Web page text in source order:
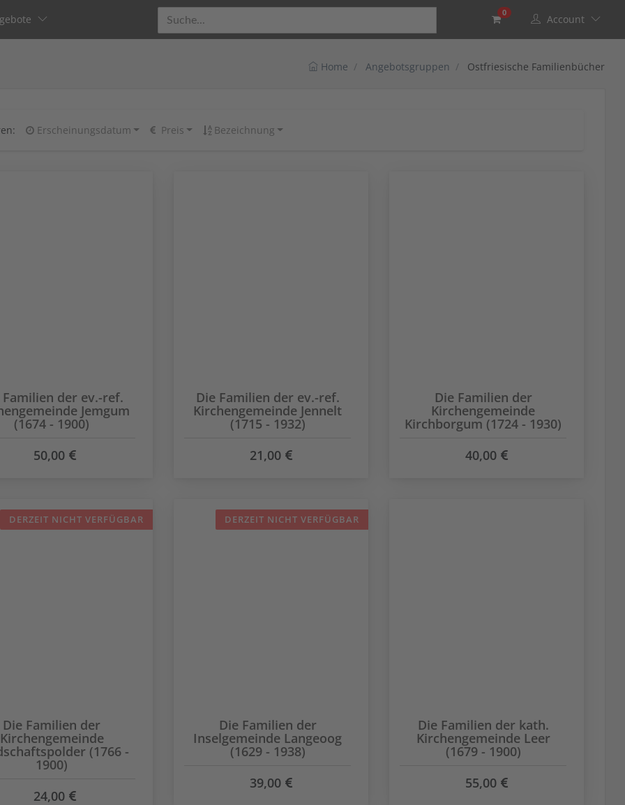
0 Account
Home Angebotsgruppen Ostfriesische Familienbücher
Erscheinungsdatum Preis Bezeichnung
Familien der ev.-ref.
Jemgum
(1674 - 1900)
50,00
Die Familien der ev.-ref.
Kirchengemeinde Jennelt
(1715 - 1932)
21,00
Die Familien der
Kirchengemeinde
Kirchborgum (1724 - 1930)
40,00
DERZEIT NICHT VERFÜGBAR
Die Familien der
Kirchengemeinde
(1766 -
1900)
24,00
DERZEIT NICHT VERFÜGBAR
Die Familien der
Inselgemeinde Langeoog
(1629 - 1938)
39,00
Die Familien der kath.
Kirchengemeinde Leer
(1679 - 1900)
55,00